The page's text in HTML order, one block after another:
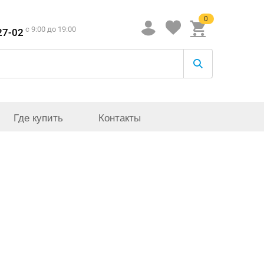
02 c 9:00 до 19:00
0
Где купить Контакты